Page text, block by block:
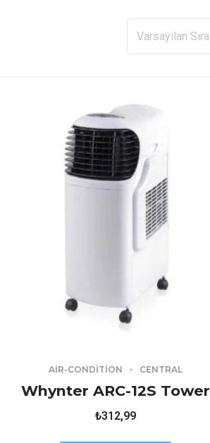
AIR-CONDITION CENTRAL
Whynter ARC-12S Tower
₺312,99